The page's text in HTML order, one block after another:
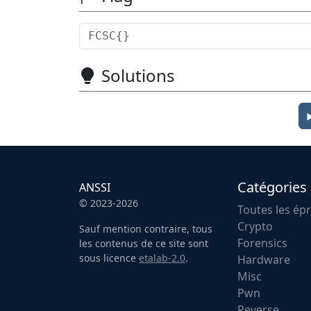
Solutions
ANSSI
© 2023-2026
Sauf mention contraire, tous
les contenus de ce site sont
sous licence etalab-2.0.
Catégories
Toutes les
Crypto
Forensics
Hardware
Misc
Pwn